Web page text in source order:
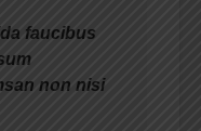
faucibus
non nisi